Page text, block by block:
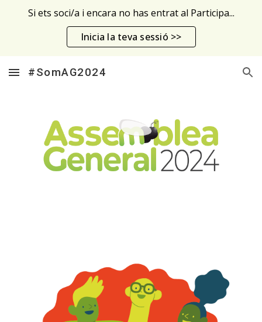
Skip to navigation
Si ets soci/a i encara no has entrat al Participa...
Inicia la teva sessió >>
#SomAG2024